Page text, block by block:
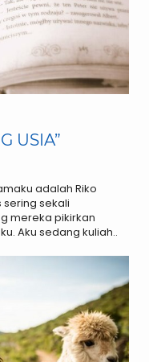
USIA”
adalah Riko
sering sekali
mereka pikirkan
Aku sedang kuliah..